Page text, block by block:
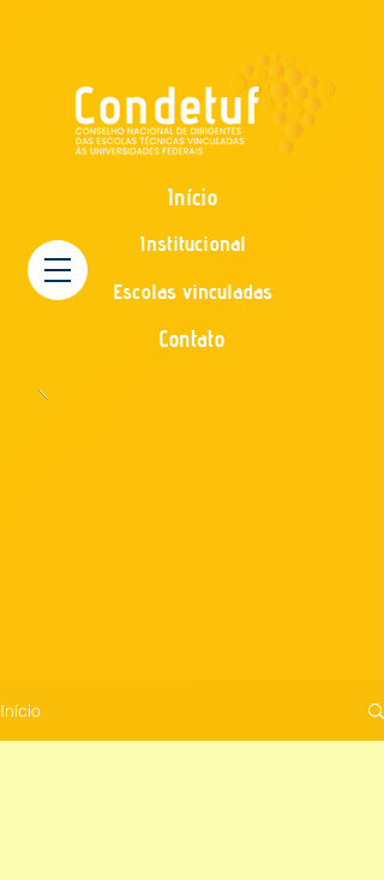
Início
Institucional
Escolas vinculadas
Contato
Início